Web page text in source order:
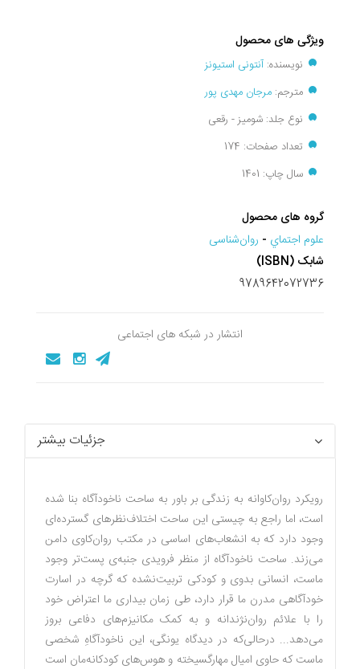
ویژگی های محصول
نویسنده: آنتونی استیونز
مترجم: مرجان مهدی پور
نوع جلد: شومیز - رقعی
تعداد صفحات: 174
سال چاپ: 1401
گروه های محصول
علوم اجتماي - روان‌شناسی
شابک (ISBN)
9789642072736
انتشار در شبکه های اجتماعی
جزئیات بیشتر
رویکرد روان‌کاوانه به زندگی بر باور به ساحت ناخودآگاه بنا شده
است، اما راجع به چیستی این ساحت اختلاف‌نظرهای گسترده‌ای
وجود دارد که به انشعاب‌های اساسی در مکتب روان‌کاوی دامن
می‌زند. ساحت ناخودآگاه از منظر فرویدی جنبه‌ی پست‌تر وجود
ماست، انسانی بدوی و کودکی تربیت‌نشده که گرچه در اسارت
خودآگاهی مدرن ما قرار دارد، طی زمان بیداری ما اعتراض خود
را با علائم روان‌نژندانه و به کمک مکانیزم‌های دفاعی بروز
می‌دهد... درحالی‌که در دیدگاه یونگی، این ناخودآگاهِ شخصی
ماست که حاوی امیال مهارگسیخته و هوس‌های کودکانه‌مان است